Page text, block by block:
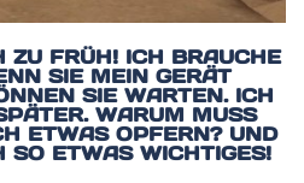
ZU FRÜH! ICH BRAUCHE
SIE MEIN GERÄT
SIE WARTEN. ICH
WARUM MUSS A
ETWAS OPFERN? UND D
ETWAS WICHTIGES!